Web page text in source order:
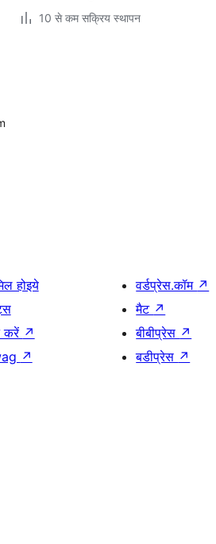
10 से कम सक्रिय स्थापन
होइये
करें ↗
↗
वर्डप्रेस.कॉम ↗
मैट ↗
बीबीप्रेस ↗
बडीप्रेस ↗